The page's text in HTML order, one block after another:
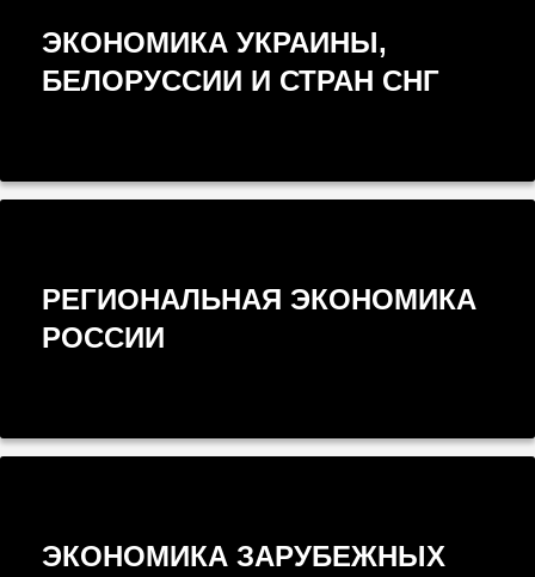
ЭКОНОМИКА УКРАИНЫ,
БЕЛОРУССИИ И СТРАН СНГ
РЕГИОНАЛЬНАЯ ЭКОНОМИКА
РОССИИ
ЭКОНОМИКА ЗАРУБЕЖНЫХ